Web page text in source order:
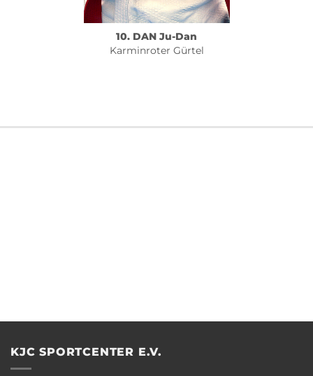
10. DAN Ju-Dan
Karminroter Gürtel
KJC SPORTCENTER E.V.